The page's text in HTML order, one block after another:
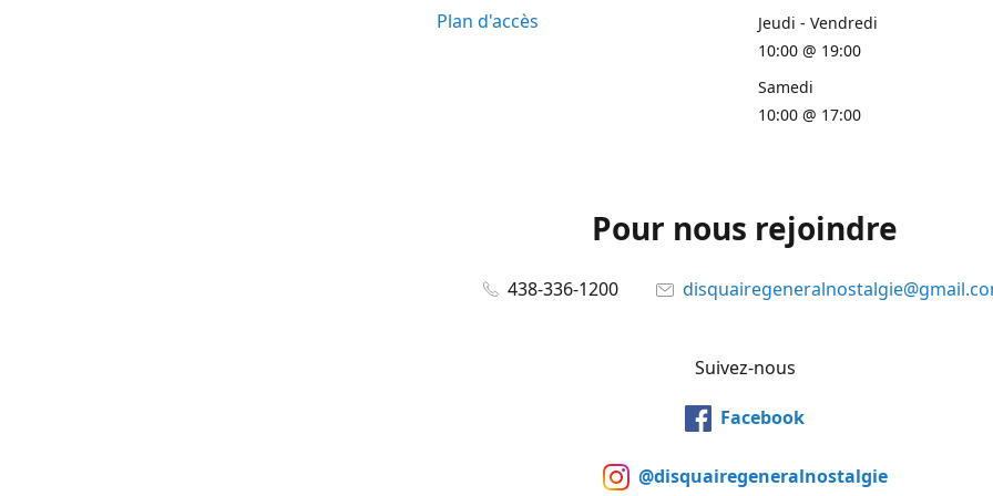
Plan d'accès
Jeudi - Vendredi
10:00 @ 19:00
Samedi
10:00 @ 17:00
Pour nous rejoindre
438-336-1200
Suivez-nous
Facebook
@disquairegeneralnostalgie